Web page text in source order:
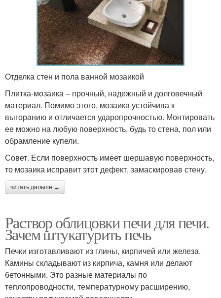
Отделка стен и пола ванной мозаикой
Плитка-мозаика – прочный, надежный и долговечный
материал. Помимо этого, мозаика устойчива к
выгоранию и отличается ударопрочностью. Монтировать
ее можно на любую поверхность, будь то стена, пол или
обрамление купели.
Совет. Если поверхность имеет шершавую поверхность,
то мозаика исправит этот дефект, замаскировав стену.
читать дальше →
Раствор облицовки печи для печи.
Зачем штукатурить печь
Печки изготавливают из глины, кирпичей или железа.
Камины складывают из кирпича, камня или делают
бетонными. Это разные материалы по
теплопроводности, температурному расширению,